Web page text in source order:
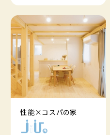
性能×コスパの家